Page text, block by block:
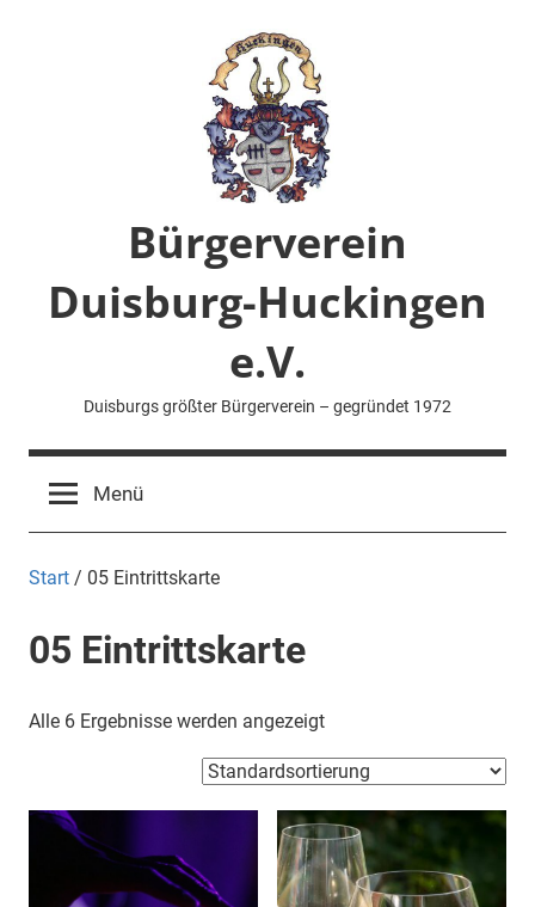
Bürgerverein
Duisburg-Huckingen
e.V.
Duisburgs größter Bürgerverein – gegründet 1972
Menü
Start / 05 Eintrittskarte
05 Eintrittskarte
Alle 6 Ergebnisse werden angezeigt